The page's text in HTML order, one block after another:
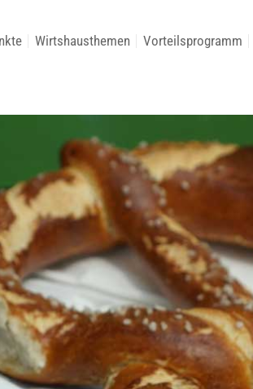
Wirtshausthemen Vorteilsprogramm